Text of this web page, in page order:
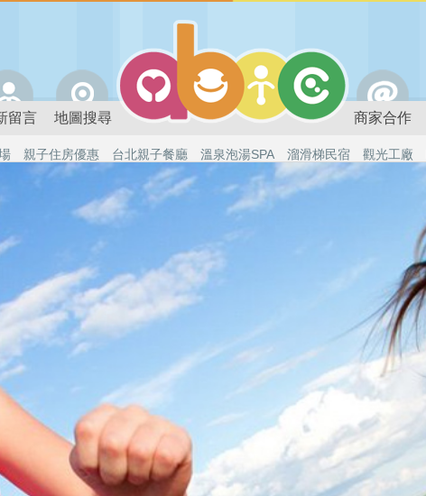
留言 地圖搜尋 商家合作
親子住房優惠 台北親子餐廳 溫泉泡湯SPA 溜滑梯民宿 觀光工廠